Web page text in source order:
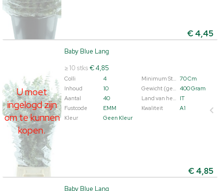
€ 4,45
U moet
ingelogd zijn
om te kunnen
kopen.
Baby Blue Lang
≥ 10 stks€ 4,85
Colli 4 Minimum Steellengte
70 Cm
Inhoud
10
400 Gram
Aantal
40
IT
Fustcode
EMM Kwaliteit
A1
Kleur
Geen Kleur
€ 4,85
Baby Blue Lang
U moet ingelogd zijn om te kunnen kopen.
in te loggen.
Baby Blue Lang